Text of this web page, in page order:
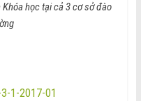
học tại cả 3 cơ sở đào
1-2017-01